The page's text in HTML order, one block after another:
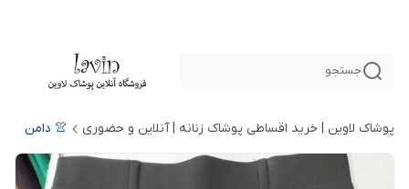
جستجو
پوشاک لاوین | خرید اقساطی پوشاک زنانه | آنلاین و حضوری 👚 دامن